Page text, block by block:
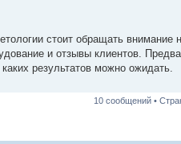
стоит обращать
и отзывы клиентов.
результатов можно ожидать.
10 сообщений •